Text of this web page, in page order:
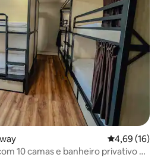
4,69 de uma
4,69 (16)
10 camas e banheiro privativo @